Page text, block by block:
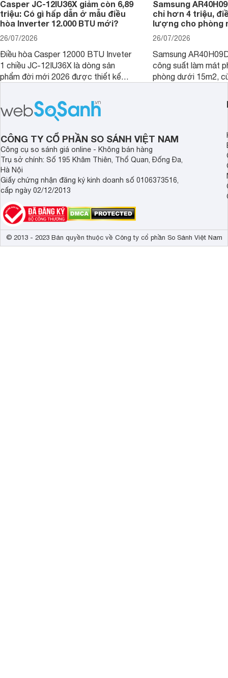
Casper JC-12IU36X giảm còn 6,89
triệu: Có gì hấp dẫn ở mẫu điều
hòa Inverter 12.000 BTU mới?
26/07/2026
Điều hòa Casper 12000 BTU Inveter
1 chiều JC-12IU36X là dòng sản
phẩm đời mới 2026 được thiết kế
sở hữu khả năng làm mát tốt mà còn
có giá bán rất hợp lý.
Samsung
chỉ hơn 4 triệu,
lượng cho phòng
26/07/2026
Samsung
công suất làm mát
phòng dưới 15m2,
phòng ngủ, phòng
CÔNG TY CỔ PHẦN SO SÁNH VIỆT NAM
Công cụ so sánh giá online - Không bán hàng
Trụ sở chính: Số 195 Khâm Thiên, Thổ Quan, Đống Đa,
Hà Nội
Giấy chứng nhận đăng ký kinh doanh số 0106373516,
cấp ngày 02/12/2013
© 2013 - 2023 Bản quyền thuộc về Công ty cổ phần So Sánh Việt Nam